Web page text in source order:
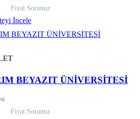
Fiyat Sorunuz
İncele
BEYAZIT ÜNİVERSİTESİ
Fiyat Sorunuz